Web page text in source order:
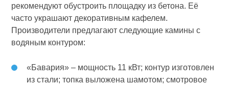
рекомендуют обустроить площадку из бетона. Её
часто украшают декоративным кафелем.
Производители предлагают следующие камины с
водяным контуром:
«Бавария» – мощность 11 кВт; контур изготовлен
из стали; топка выложена шамотом; смотровое